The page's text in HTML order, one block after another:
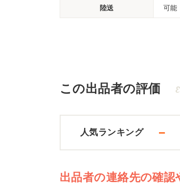
陸送 可能
この出品者の評価
人気ランキング －
出品者の連絡先の確